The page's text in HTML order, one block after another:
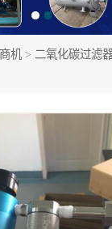
机 > 二氧化碳过滤
管道
液氨
酸雾
替代
耐腐